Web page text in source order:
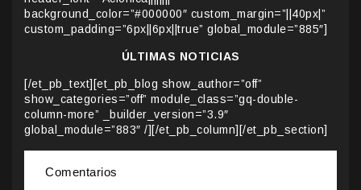
background_color=”#000000″ custom_margin=”||40px|”
custom_padding=”6px||6px||true” global_module=”885″]
ÚLTIMAS NOTICIAS
[/et_pb_text][et_pb_blog show_author=”off”
show_categories=”off” module_class=”gq-double-
column-more” _builder_version=”3.9″
global_module=”883″ /][/et_pb_column][/et_pb_section]
Comentarios